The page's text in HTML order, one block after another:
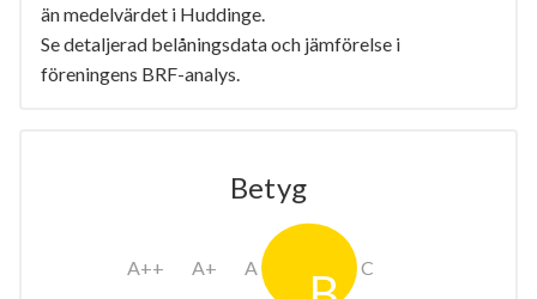
än medelvärdet i Huddinge.
Se detaljerad belåningsdata och jämförelse i
föreningens BRF-analys.
Betyg